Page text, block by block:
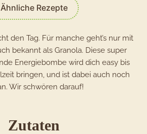
Ähnliche Rezepte
den Tag. Für manche geht’s nur mit
bekannt als Granola. Diese super
Energiebombe wird dich easy bis
bringen, und ist dabei auch noch
Wir schwören darauf!
Zutaten